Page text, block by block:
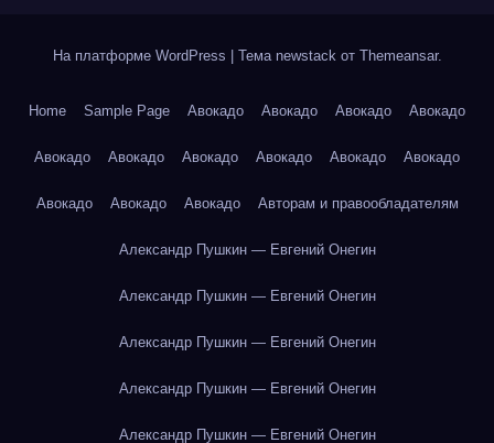
На платформе WordPress Тема newstack от Themeansar.
Home Sample Page Авокадо Авокадо Авокадо Авокадо
Авокадо Авокадо Авокадо Авокадо Авокадо Авокадо
Авокадо Авокадо Авокадо Авторам и правообладателям
Александр Пушкин — Евгений Онегин
Александр Пушкин — Евгений Онегин
Александр Пушкин — Евгений Онегин
Александр Пушкин — Евгений Онегин
Александр Пушкин — Евгений Онегин